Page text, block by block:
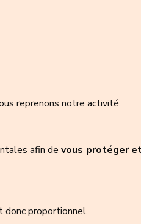
reprenons notre activité.
afin devous protéger
donc proportionnel.